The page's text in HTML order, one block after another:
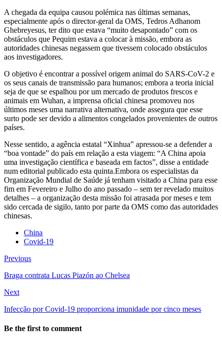
A chegada da equipa causou polémica nas últimas semanas,
especialmente após o director-geral da OMS, Tedros Adhanom
Ghebreyesus, ter dito que estava “muito desapontado” com os
obstáculos que Pequim estava a colocar à missão, embora as
autoridades chinesas negassem que tivessem colocado obstáculos
aos investigadores.
O objetivo é encontrar a possível origem animal do SARS-CoV-2 e
os seus canais de transmissão para humanos; embora a teoria inicial
seja de que se espalhou por um mercado de produtos frescos e
animais em Wuhan, a imprensa oficial chinesa promoveu nos
últimos meses uma narrativa alternativa, onde assegura que esse
surto pode ser devido a alimentos congelados provenientes de outros
países.
Nesse sentido, a agência estatal “Xinhua” apressou-se a defender a
“boa vontade” do país em relação a esta viagem: “A China apoia
uma investigação científica e baseada em factos”, disse a entidade
num editorial publicado esta quinta.Embora os especialistas da
Organização Mundial de Saúde já tenham visitado a China para esse
fim em Fevereiro e Julho do ano passado – sem ter revelado muitos
detalhes – a organização desta missão foi atrasada por meses e tem
sido cercada de sigilo, tanto por parte da OMS como das autoridades
chinesas.
China
Covid-19
Previous
Braga contrata Lucas Piazón ao Chelsea
Next
Infecção por Covid-19 proporciona imunidade por cinco meses
Be the first to comment